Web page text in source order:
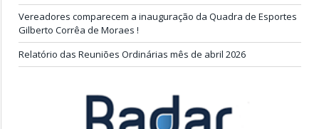
Vereadores comparecem a inauguração da Quadra de Esportes
Gilberto Corrêa de Moraes !
Relatório das Reuniões Ordinárias mês de abril 2026